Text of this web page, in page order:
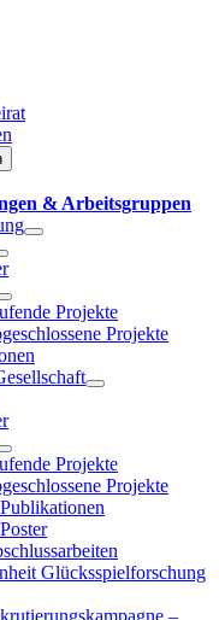
& Arbeitsgruppen
Projekte
Projekte
Projekte
Projekte
Glücksspielforschung
–